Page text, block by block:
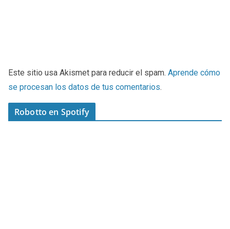
Este sitio usa Akismet para reducir el spam. Aprende cómo
se procesan los datos de tus comentarios.
Robotto en Spotify